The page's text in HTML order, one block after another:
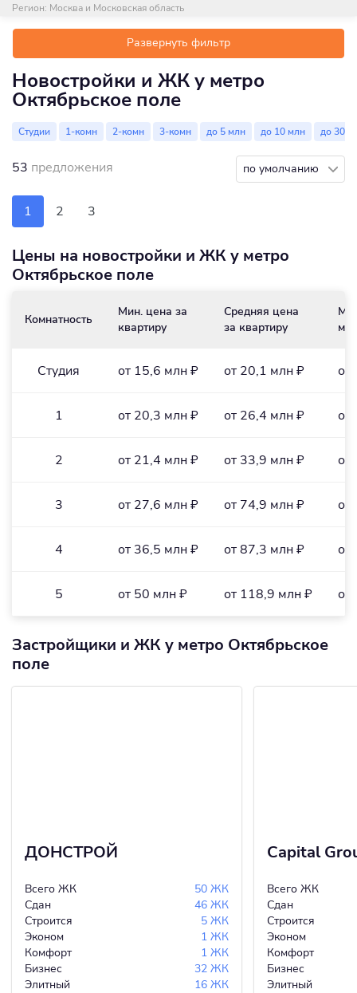
Регион: Москва и Московская область
Развернуть фильтр
Новостройки и ЖК у метро
Октябрьское поле
Студии 1-комн 2-комн 3-комн до 5 млн до 10 млн до 30 м²
53 предложения по умолчанию
1 2 3
Цены на новостройки и ЖК у метро
Октябрьское поле
Комнатность
Мин. цена за
квартиру
Средняя цена
за квартиру
м
Студия от 15,6 млн ₽ от 20,1 млн ₽ от
1 от 20,3 млн ₽ от 26,4 млн ₽ от
2 от 21,4 млн ₽ от 33,9 млн ₽ от
3 от 27,6 млн ₽ от 74,9 млн ₽ от
4 от 36,5 млн ₽ от 87,3 млн ₽ от
5 от 50 млн ₽ от 118,9 млн ₽ от
Застройщики и ЖК у метро Октябрьское
поле
ДОНСТРОЙ
Всего ЖК
50 ЖК
Сдан
46 ЖК
Строится
5 ЖК
Эконом
1 ЖК
Комфорт
1 ЖК
Бизнес
32 ЖК
Элитный
16 ЖК
Capital
Всего ЖК
Сдан
Строится
Эконом
Комфорт
Бизнес
Элитный